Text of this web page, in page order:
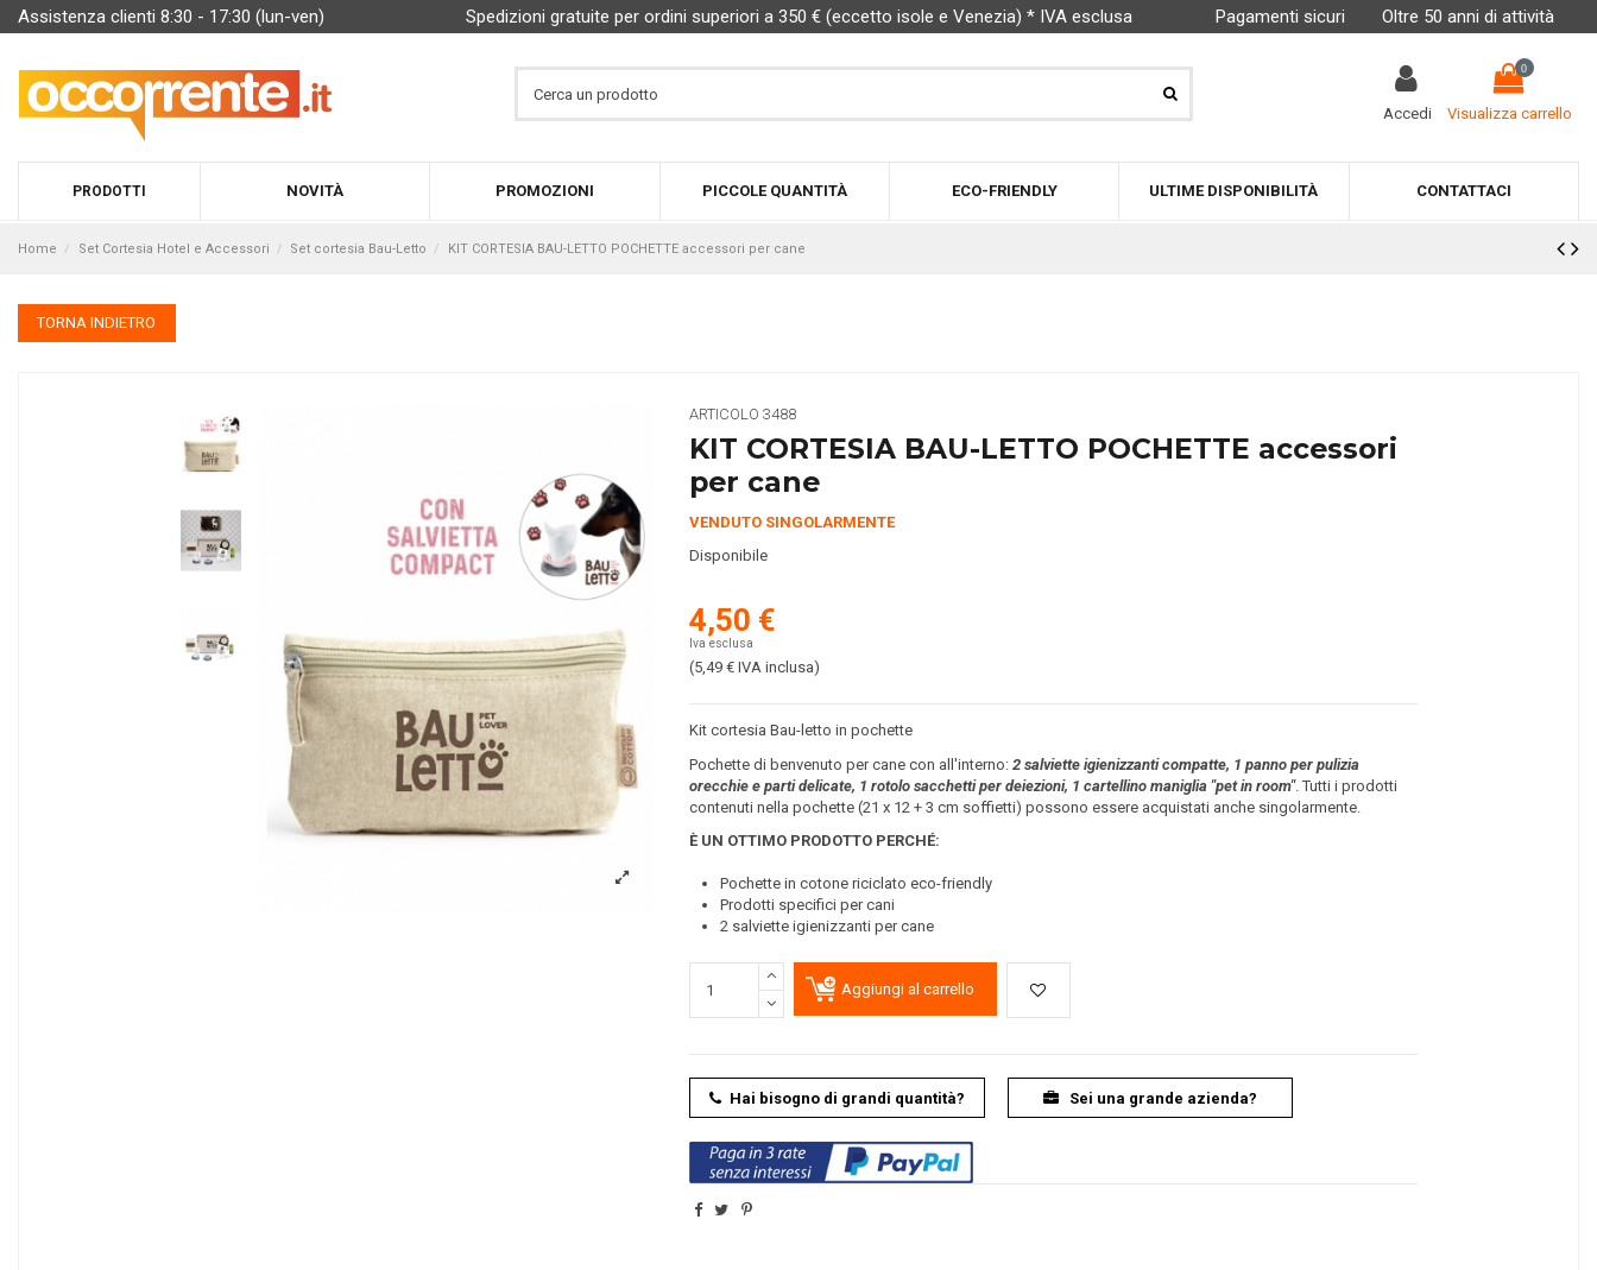
Assistenza clienti 8:30 - 17:30 (lun-ven) Spedizioni gratuite per ordini superiori a 350 € (eccetto isole e Venezia) * IVA esclusa Pagamenti sicuri Oltre 50 anni di attività
Accedi
0
Visualizza carrello
PRODOTTI NOVITÀ PROMOZIONI PICCOLE QUANTITÀ ECO-FRIENDLY ULTIME DISPONIBILITÀ CONTATTACI
Home Set Cortesia Hotel e Accessori Set cortesia Bau-Letto KIT CORTESIA BAU-LETTO POCHETTE accessori per cane
TORNA INDIETRO
ARTICOLO 3488
KIT CORTESIA BAU-LETTO POCHETTE accessori
per cane
VENDUTO SINGOLARMENTE
Disponibile
4,50 €
Iva esclusa
(5,49 € IVA inclusa)
Kit cortesia Bau-letto in pochette
Pochette di benvenuto per cane con all'interno:2 salviette igienizzanti compatte, 1 panno per pulizia
orecchie e parti delicate, 1 rotolo sacchetti per deiezioni, 1 cartellino maniglia "pet in room". Tutti i prodotti
contenuti nella pochette (21 x 12 + 3 cm soffietti) possono essere acquistati anche singolarmente.
È UN OTTIMO PRODOTTO PERCHÉ:
Pochette in cotone riciclato eco-friendly
Prodotti specifici per cani
2 salviette igienizzanti per cane
Aggiungi al carrello
Hai bisogno di grandi quantità? Sei una grande azienda?